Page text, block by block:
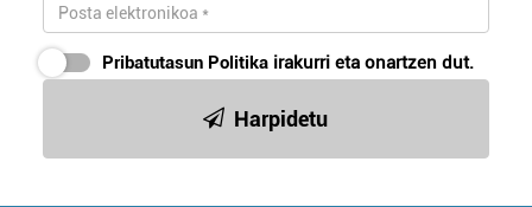
Pribatutasun Politika irakurri eta onartzen dut.
Harpidetu